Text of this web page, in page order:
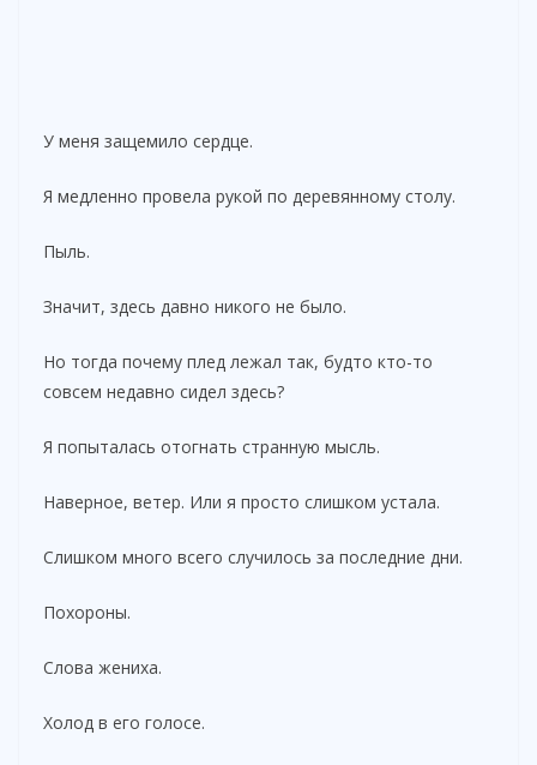
У меня защемило сердце.
Я медленно провела рукой по деревянному столу.
Пыль.
Значит, здесь давно никого не было.
Но тогда почему плед лежал так, будто кто-то
совсем недавно сидел здесь?
Я попыталась отогнать странную мысль.
Наверное, ветер. Или я просто слишком устала.
Слишком много всего случилось за последние дни.
Похороны.
Слова жениха.
Холод в его голосе.